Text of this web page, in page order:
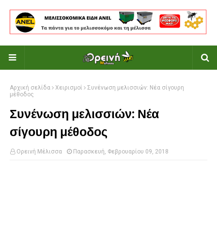
Αρχική σελίδα Χειρισμοί
Συνένωση μελισσιών: Νέα σίγουρη
μέθοδος
Συνένωση μελισσιών: Νέα
σίγουρη μέθοδος
Ορεινή Μέλισσα Παρασκευή, Φεβρουαρίου 09, 2018